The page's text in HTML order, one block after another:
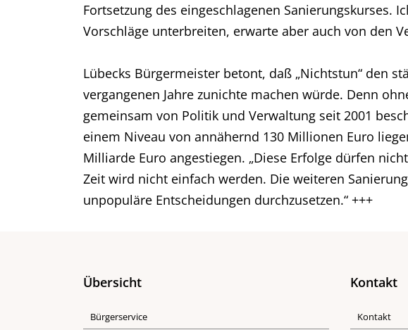
Fortsetzung des eingeschlagenen Sanierungskurses.
Vorschläge unterbreiten, erwarte aber auch von den
Lübecks Bürgermeister betont, daß „Nichtstun“ den
vergangenen Jahre zunichte machen würde. Denn
gemeinsam von Politik und Verwaltung seit 2001
einem Niveau von annähernd 130 Millionen Euro
Milliarde Euro angestiegen. „Diese Erfolge dürfen
Zeit wird nicht einfach werden. Die weiteren
unpopuläre Entscheidungen durchzusetzen.“ +++
Übersicht
Bürgerservice
Kontakt
Kontakt